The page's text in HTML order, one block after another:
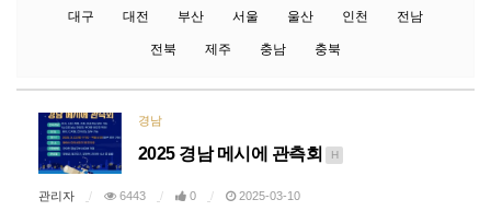
대구 대전 부산 서울 울산 인천 전남
전북 제주 충남 충북
경남
2025 경남 메시에 관측회 H
관리자 6443 0 2025-03-10